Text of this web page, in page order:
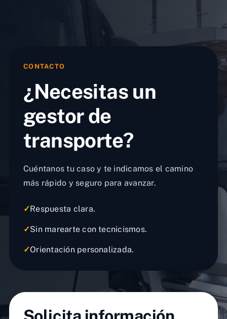
CONTACTO
¿Necesitas un
gestor de
transporte?
Cuéntanos tu caso y te indicamos el camino
más rápido y seguro para avanzar.
✓Respuesta clara.
✓Sin marearte con tecnicismos.
✓Orientación personalizada.